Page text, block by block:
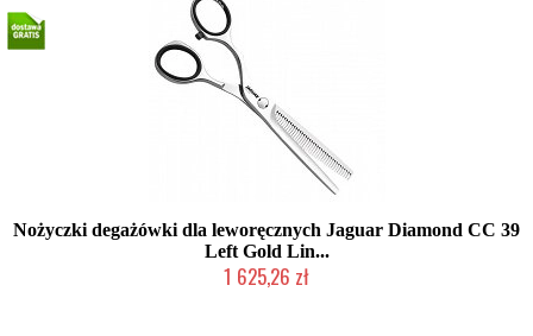
Nożyczki degażówki dla leworęcznych Jaguar Diamond CC 39
Left Gold Lin...
1 625,26 zł